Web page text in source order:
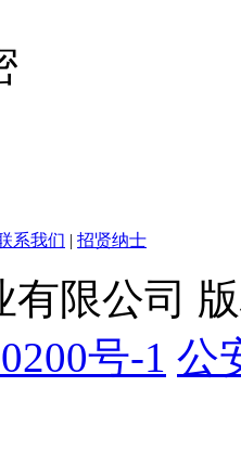
系我们 | 招贤纳士
有限公司
号-1 公